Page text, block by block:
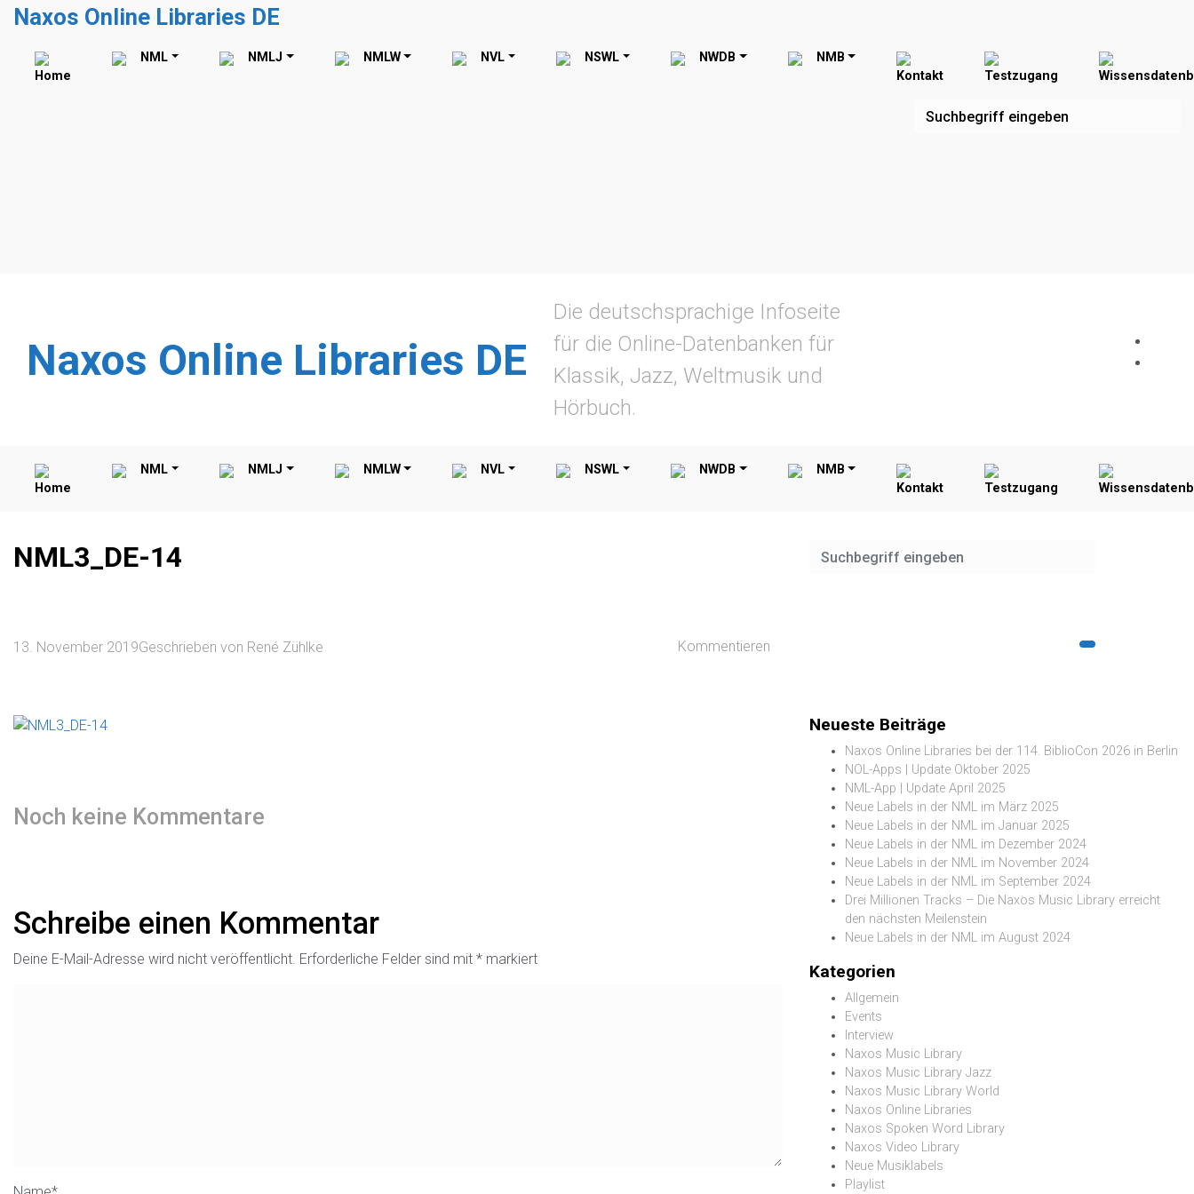
Zum Hauptinhalt springen
Naxos Online Libraries DE
Home
NML NMLJ NMLW NVL NSWL NWDB
NMB
Kontakt
Testzugang
Naxos Online Libraries DE
Die deutschsprachige Infoseite
für die Online-Datenbanken für
Klassik, Jazz, Weltmusik und
Hörbuch.
Home
NML NMLJ NMLW NVL NSWL NWDB
NMB
Kontakt
Testzugang
NML3_DE-14
13. November 2019Geschrieben von René Zühlke Kommentieren
Noch keine Kommentare
Schreibe einen Kommentar
Deine E-Mail-Adresse wird nicht veröffentlicht. Erforderliche Felder sind mit * markiert
Neueste Beiträge
Naxos Online Libraries bei der 114. BiblioCon 2026 in Berlin
NOL-Apps | Update Oktober 2025
NML-App | Update April 2025
Neue Labels in der NML im März 2025
Neue Labels in der NML im Januar 2025
Neue Labels in der NML im Dezember 2024
Neue Labels in der NML im November 2024
Neue Labels in der NML im September 2024
Drei Millionen Tracks – Die Naxos Music Library erreicht
den nächsten Meilenstein
Neue Labels in der NML im August 2024
Kategorien
Allgemein
Events
Interview
Naxos Music Library
Naxos Music Library Jazz
Naxos Music Library World
Naxos Online Libraries
Naxos Spoken Word Library
Naxos Video Library
Neue Musiklabels
Playlist